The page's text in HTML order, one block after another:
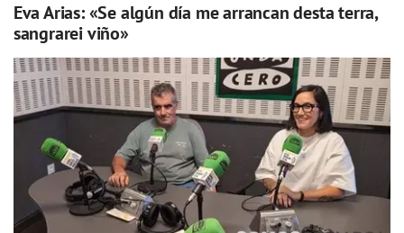
Eva Arias: «Se algún día me arrancan desta terra,
sangrarei viño»